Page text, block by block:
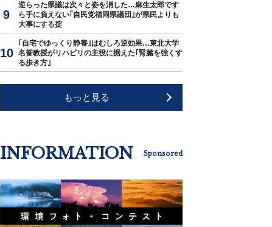
逆らった県議は次々と姿を消した…麻生太郎です
ら手に負えない｢自民党福岡県議団｣が県民よりも
大事にする掟
｢自宅でゆっくり静養｣はむしろ逆効果…東北大学
名誉教授がリハビリの主役に据えた｢腎臓を強くす
る歩き方｣
もっと見る
INFORMATION Sponsored